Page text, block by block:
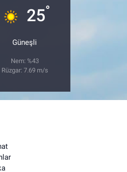
25°
Güneşli
Nem: %43
Rüzgar: 7.69 m/s